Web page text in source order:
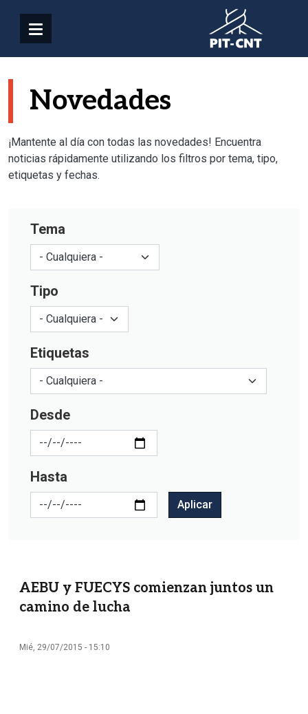
Novedades
¡Mantente al día con todas las novedades! Encuentra
noticias rápidamente utilizando los filtros por tema, tipo,
etiquetas y fechas.
Tema
Tipo
Etiquetas
Desde
Hasta
Aplicar
AEBU y FUECYS comienzan juntos un
camino de lucha
Mié, 29/07/2015 - 15:10